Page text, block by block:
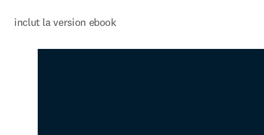
inclut la version ebook